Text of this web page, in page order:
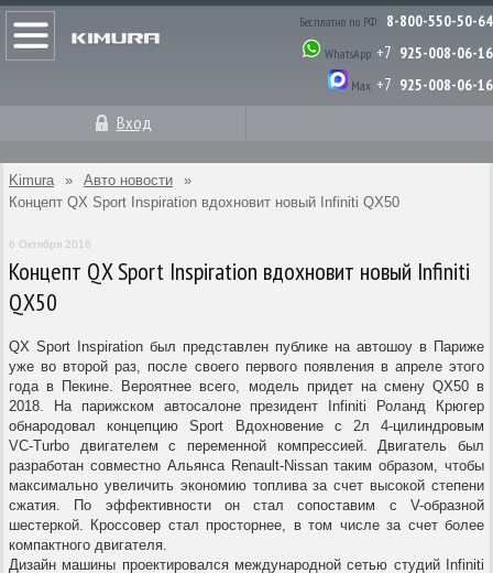
Бесплатно по РФ: 8-800-550-50-64
WhatsApp: +7 925-008-06-16
Max: +7 925-008-06-16
Вход
Kimura » Авто новости
»
Концепт QX Sport Inspiration вдохновит новый Infiniti QX50
6 Октября 2016
Концепт QX Sport Inspiration вдохновит новый Infiniti
QX50
QX Sport Inspiration был представлен публике на автошоу в Париже
уже во второй раз, после своего первого появления в апреле этого
года в Пекине. Вероятнее всего, модель придет на смену QX50 в
2018. На парижском автосалоне президент Infiniti Роланд Крюгер
обнародовал концепцию Sport Вдохновение с 2л 4-цилиндровым
VC-Turbo двигателем с переменной компрессией. Двигатель был
разработан совместно Альянса Renault-Nissanтаким образом, чтобы
максимально увеличить экономию топлива за счет высокой степени
сжатия. По эффективности он стал сопоставим с V-образной
шестеркой. Кроссовер стал просторнее, в том числе за счет более
компактного двигателя.
Дизайн машины проектировался международной сетью студий Infiniti